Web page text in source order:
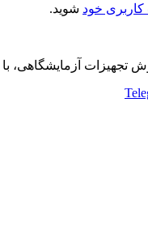
خود شوید.
تجهیزات آزمایشگاهی،